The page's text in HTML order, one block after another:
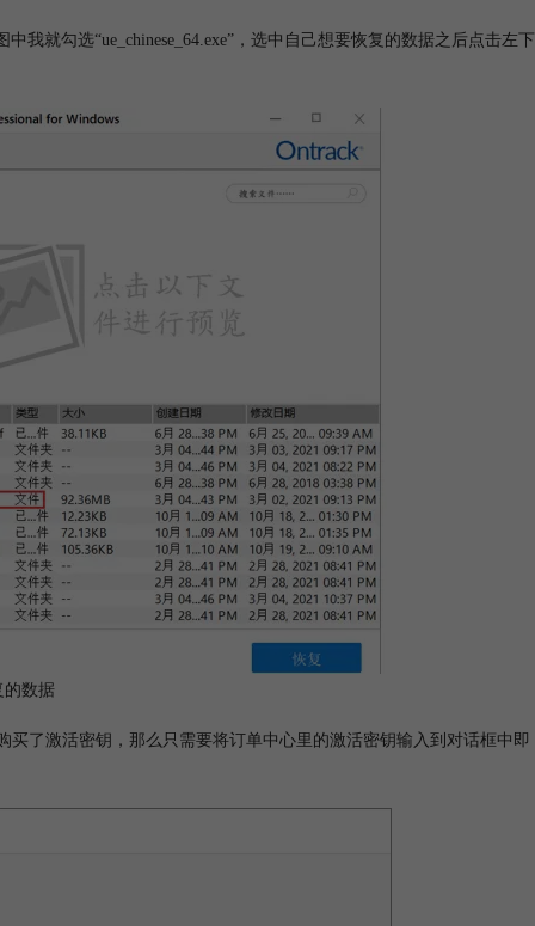
我就勾选“ue_chinese_64.exe”，选中自己想要恢复的数据之后点击左下
的数据
买了激活密钥，那么只需要将订单中心里的激活密钥输入到对话框中即